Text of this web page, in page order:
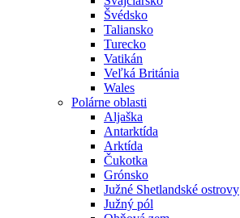
Švédsko
Taliansko
Turecko
Vatikán
Veľká Británia
Wales
Polárne oblasti
Aljaška
Antarktída
Arktída
Čukotka
Grónsko
Južné Shetlandské ostrovy
Južný pól